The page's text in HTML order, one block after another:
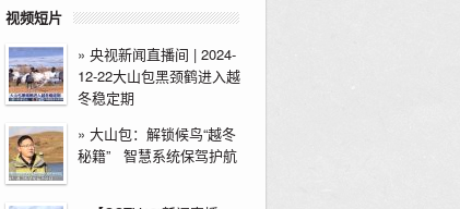
视频短片
» 央视新闻直播间 | 2024-
12-22大山包黑颈鹤进入越
冬稳定期
» 大山包：解锁候鸟“越冬
秘籍” 智慧系统保驾护航